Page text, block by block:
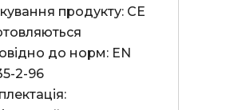
продукту: СЕ
до норм: EN
2-96